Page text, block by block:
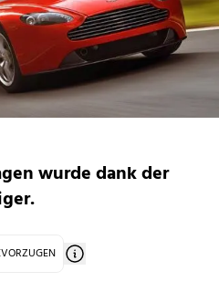
wurde dank der